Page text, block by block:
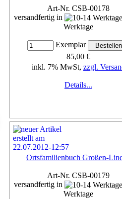
Art-Nr. CSB-00178
versandfertig in
Werktage
Exemplar
85,00 €
inkl. 7% MwSt, zzgl.
Details...
Ortsfamilienbuch Großen-
Art-Nr. CSB-00179
versandfertig in
Werktage